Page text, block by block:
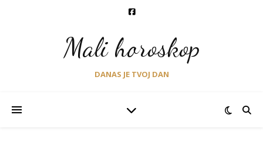
Mali horoskop
DANAS JE TVOJ DAN